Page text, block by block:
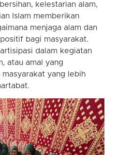
kelestarian alam,
Islam memberikan
menjaga alam dan
bagi masyarakat.
dalam kegiatan
atau amal yang
yang lebih